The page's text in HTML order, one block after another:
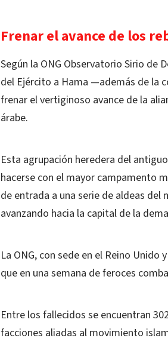
Frenar el avance de los
Según la ONG Observatorio Sirio de
del Ejército a Hama —además de la
frenar el vertiginoso avance de la
árabe.
Esta agrupación heredera del
hacerse con el mayor campamento
de entrada a una serie de aldeas
avanzando hacia la capital de la
La ONG, con sede en el Reino
que en una semana de feroces
Entre los fallecidos se encuentran
facciones aliadas al movimiento